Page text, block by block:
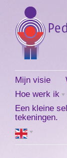
Mijn visie
Hoe werk ik
Een kleine
tekeningen.